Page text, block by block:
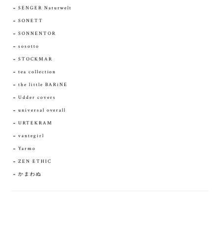
SENGER Naturwelt
SONETT
SONNENTOR
sosotto
STOCKMAR
tea collection
the little BARiNE
Udder covers
universal overall
URTEKRAM
vantegirl
Yarmo
ZEN ETHIC
かまわぬ